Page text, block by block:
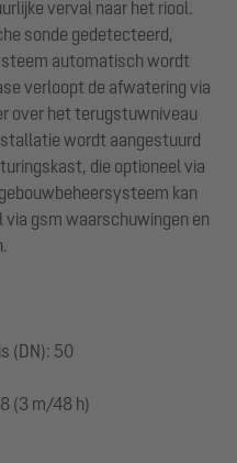
verval naar het riool.
sonde gedetecteerd,
automatisch wordt
verloopt de afwatering via
over het terugstuwniveau
wordt aangestuurd
die optioneel via
kan
gsm waarschuwingen en
(DN): 50
(3 m/48 h)